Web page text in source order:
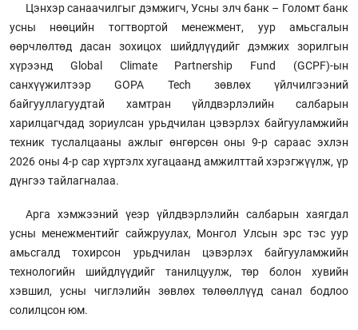
Цэнхэр санаачилгыг дэмжигч, Усны элч банк – Голомт банк
усны нөөцийн тогтвортой менежмент, уур амьсгалын
өөрчлөлтөд дасан зохицох шийдлүүдийг дэмжих зорилгын
хүрээнд Global Climate Partnership Fund (GCPF)-ын
санхүүжилтээр GOPA Tech зөвлөх үйлчилгээний
байгууллагуудтай хамтран үйлдвэрлэлийн салбарын
харилцагчдад зориулсан урьдчилан цэвэрлэх байгууламжийн
техник туслалцааны ажлыг өнгөрсөн оны 9-р сараас эхлэн
2026 оны 4-р сар хүртэлх хугацаанд амжилттай хэрэгжүүлж, үр
дүнгээ тайлагналаа.
Арга хэмжээний үеэр үйлдвэрлэлийн салбарын хаягдал
усны менежментийг сайжруулах, Монгол Улсын эрс тэс уур
амьсгалд тохирсон урьдчилан цэвэрлэх байгууламжийн
технологийн шийдлүүдийг танилцуулж, төр болон хувийн
хэвшил, усны чиглэлийн зөвлөх төлөөллүүд санал бодлоо
солилцсон юм.